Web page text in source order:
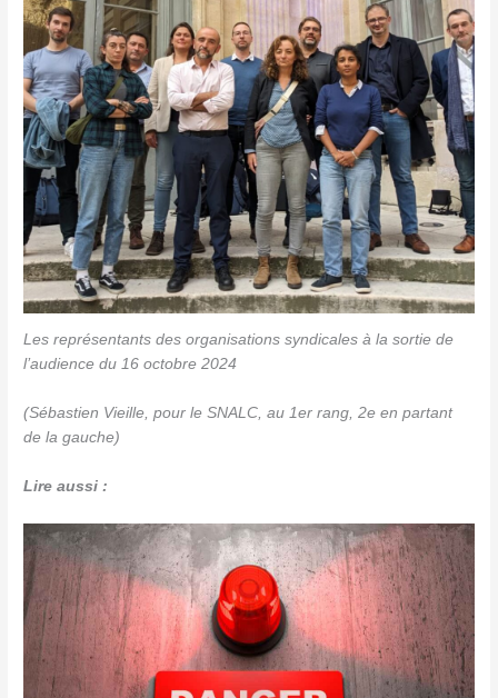
Les représentants des organisations syndicales à la sortie de
l’audience du 16 octobre 2024
(Sébastien Vieille, pour le SNALC, au 1er rang, 2e en partant
de la gauche)
Lire aussi :